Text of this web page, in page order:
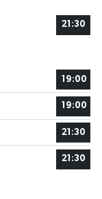
21:30
19:00
19:00
21:30
21:30